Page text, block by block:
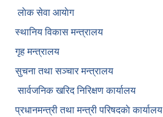
लाेक सेवा आयाेग
स्थानिय विकास मन्त्रालय
गृह मन्त्रालय
सुचना तथा सञ्चार मन्त्रालय
सार्वजनिक खरिद निरिक्षण कार्यालय
प्रधानमन्त्री तथा मन्त्री परिषदकाे कार्यालय